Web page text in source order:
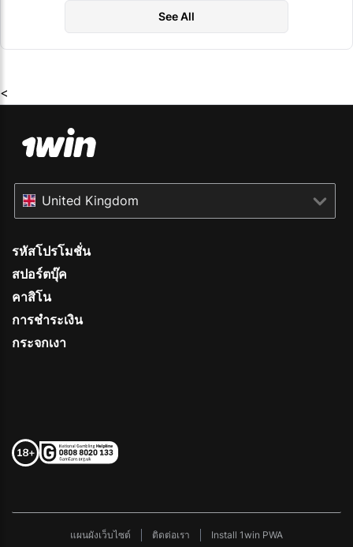
See All
<
รหัสโปรโมชั่น
สปอร์ตบุ๊ค
คาสิโน
การชำระเงิน
กระจกเงา
แผนผังเว็บไซต์ ติดต่อเรา Install 1win PWA
United Kingdom